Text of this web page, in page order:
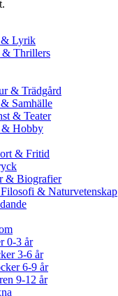
& Lyrik
& Thrillers
& Trädgård
Samhälle
& Teater
& Hobby
& Fritid
& Biografier
& Naturvetenskap
0-3 år
3-6 år
6-9 år
9-12 år